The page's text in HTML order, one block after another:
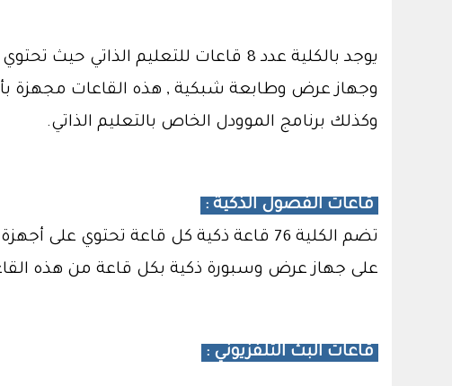
وجهاز عرض وطابعة شبكية , هذه القاعات مجهزة
وكذلك برنامج الموودل الخاص بالتعليم الذاتي.
قاعات الفصول الذكية :
تضم الكلية 76 قاعة ذكية كل قاعة
على جهاز عرض وسبورة ذكية بكل قاعة من هذه
قاعات البث التلفزيوني :